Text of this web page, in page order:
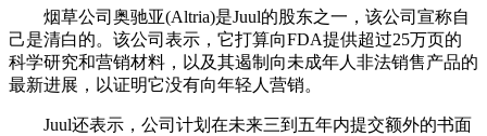
烟草公司奥驰亚(Altria)是Juul的股东之一，该公司宣称自
己是清白的。该公司表示，它打算向FDA提供超过25万页的
科学研究和营销材料，以及其遏制向未成年人非法销售产品的
最新进展，以证明它没有向年轻人营销。
Juul还表示，公司计划在未来三到五年内提交额外的书面